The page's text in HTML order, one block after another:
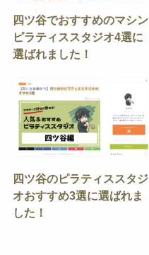
四ツ谷でおすすめのマシン
ピラティススタジオ4選に
選ばれました！
四ツ谷のピラティススタジ
オおすすめ3選に選ばれま
した！